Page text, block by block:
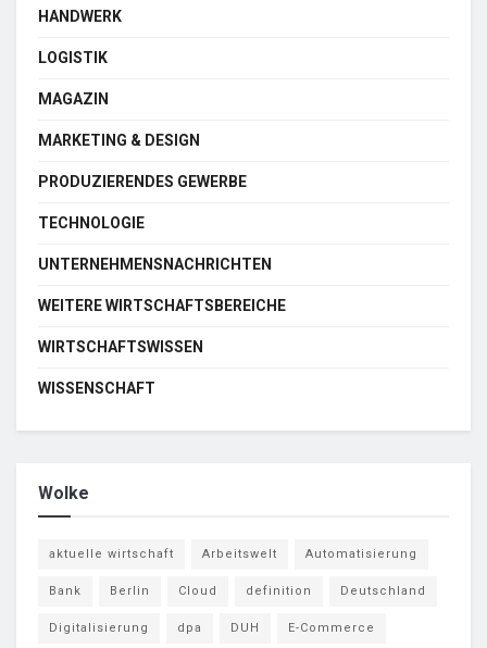
HANDWERK
LOGISTIK
MAGAZIN
MARKETING & DESIGN
PRODUZIERENDES GEWERBE
TECHNOLOGIE
UNTERNEHMENSNACHRICHTEN
WEITERE WIRTSCHAFTSBEREICHE
WIRTSCHAFTSWISSEN
WISSENSCHAFT
Wolke
aktuelle wirtschaft Arbeitswelt Automatisierung
Bank Berlin Cloud definition Deutschland
Digitalisierung dpa DUH E-Commerce